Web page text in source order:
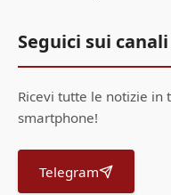
Seguici sui canali
Ricevi tutte le notizie
smartphone!
Telegram